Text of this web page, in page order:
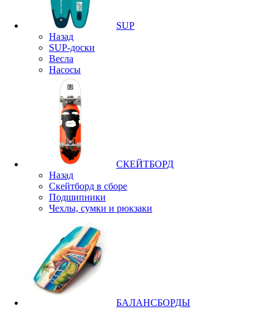
SUP
Назад
SUP-доски
Весла
Насосы
СКЕЙТБОРД
Назад
Скейтборд в сборе
Подшипники
Чехлы, сумки и рюкзаки
БАЛАНСБОРДЫ